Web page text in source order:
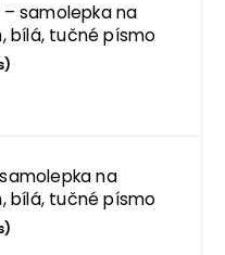
– samolepka na
bílá, tučné písmo
samolepka na
bílá, tučné písmo